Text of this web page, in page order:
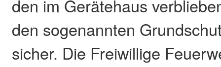
den im Gerätehaus
den sogenannten
sicher. Die Freiwillige